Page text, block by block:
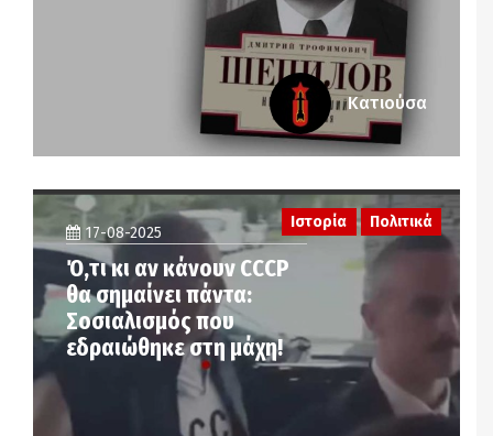
Κατιούσα
17-08-2025
Ό,τι κι αν κάνουν CCCP
θα σημαίνει πάντα:
Σοσιαλισμός που
εδραιώθηκε στη μάχη!
Ιστορία Πολιτικά